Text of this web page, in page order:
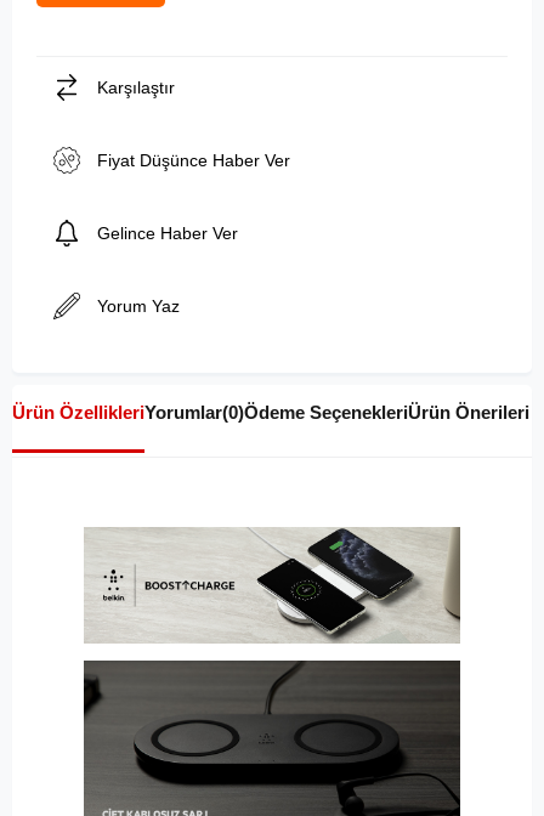
Karşılaştır
Fiyat Düşünce Haber Ver
Gelince Haber Ver
Yorum Yaz
Ürün ÖzellikleriYorumlar(0)Ödeme SeçenekleriÜrün Önerileri